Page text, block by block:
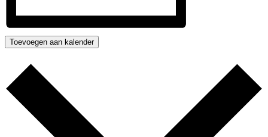
Toevoegen aan kalender